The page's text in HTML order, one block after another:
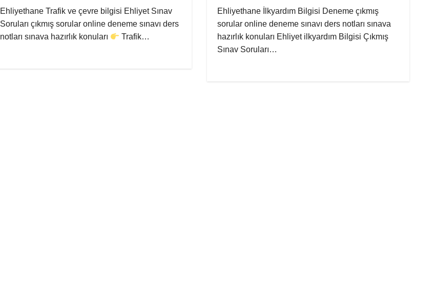
Ehliyethane Trafik ve çevre bilgisi Ehliyet Sınav
Soruları çıkmış sorular online deneme sınavı ders
notları sınava hazırlık konuları
Trafik…
Ehliyethane İlkyardım Bilgisi Deneme çıkmış
sorular online deneme sınavı ders notları sınava
hazırlık konuları Ehliyet ilkyardım Bilgisi Çıkmış
Sınav Soruları…